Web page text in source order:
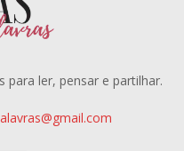
para ler, pensar e partilhar.